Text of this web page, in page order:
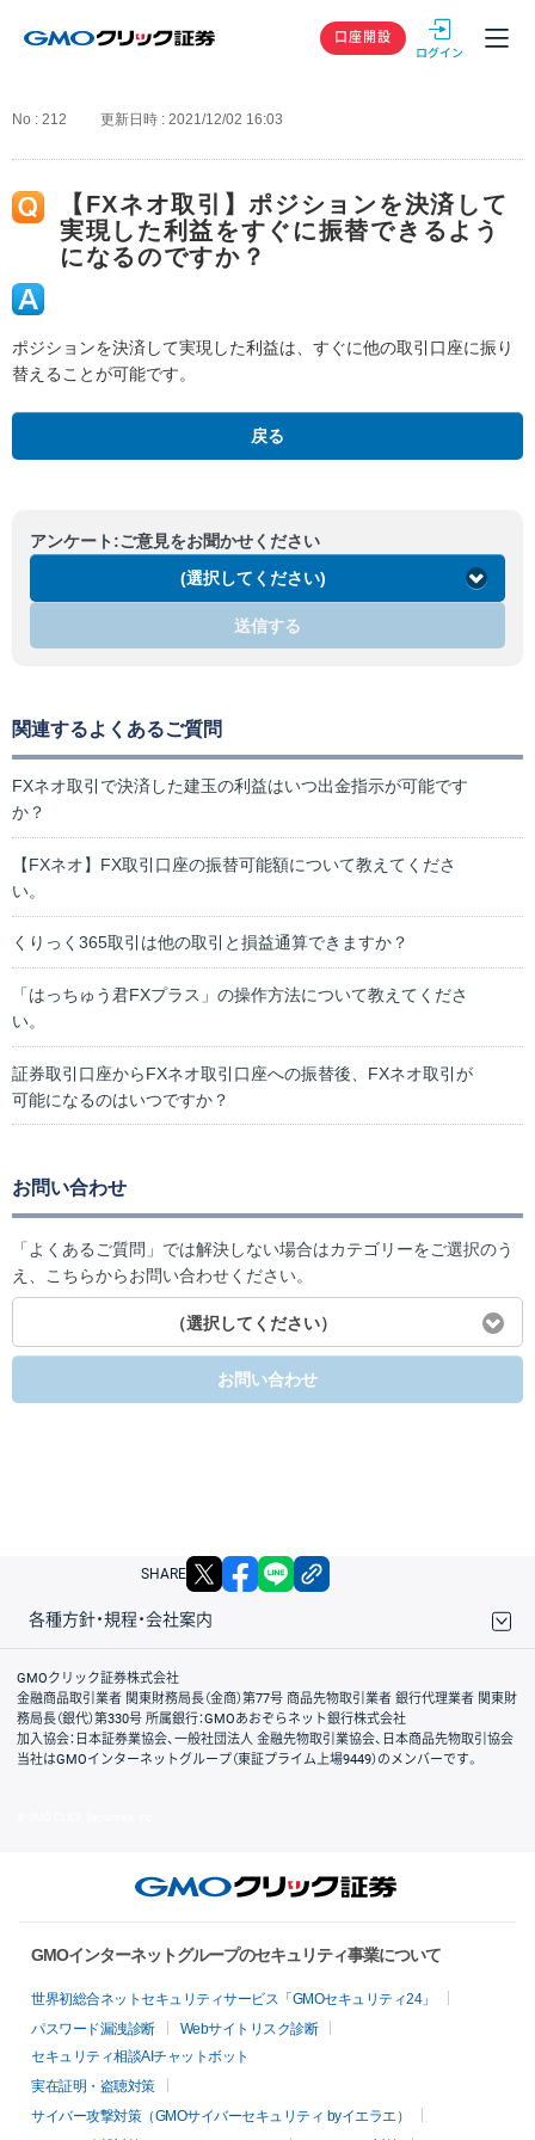
GMOクリック
口座開設
No : 212 更新日時 : 2021/12/02 16:03
【FXネオ取引】ポジションを決済して
実現した利益をすぐに振替できるよう
になるのですか？
ポジションを決済して実現した利益は、すぐに他の取引口座に振り
替えることが可能です。
戻る
アンケート:ご意見をお聞かせください
(選択してください)
送信する
関連するよくあるご質問
FXネオ取引で決済した建玉の利益はいつ出金指示が可能です
か？
【FXネオ】FX取引口座の振替可能額について教えてくださ
い。
くりっく365取引は他の取引と損益通算できますか？
「はっちゅう君FXプラス」の操作方法について教えてくださ
い。
証券取引口座からFXネオ取引口座への振替後、FXネオ取引が
可能になるのはいつですか？
お問い合わせ
「よくあるご質問」では解決しない場合はカテゴリーをご選択のう
え、こちらからお問い合わせください。
（選択してください）
お問い合わせ
SHARE X facebook
各種方針・規程・会社案内
取引規程・約款
サイトマップ
その他のご案内
個人情報保護方針
最良執行方針
サイトのご利用について
ディスクレイマー
信託保全
リスク説明
会社案内
GMOクリック証券株式会社
金融商品取引業者 関東財務局長（金商）第77号 商品先物取引業者 銀行代理業者 関東財
務局長（銀代）第330号 所属銀行：GMOあおぞらネット銀行株式会社
加入協会：日本証券業協会、一般社団法人 金融先物取引業協会、日本商品先物取引協会
当社はGMOインターネットグループ（東証プライム上場9449）のメンバーです。
GMOインターネットグループのセキュリティ事業について
世界初総合ネットセキュリティサービス「GMOセキュリティ24」
パスワード漏洩診断
Webサイトリスク診断
セキュリティ相談AIチャットボット
実在証明・盗聴対策
サイバー攻撃対策（GMOサイバーセキュリティ byイエラエ）